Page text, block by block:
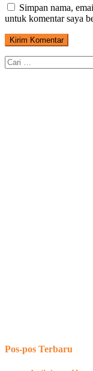
Simpan nama,
untuk komentar saya
Cari
untuk:
Pos-pos Terbaru